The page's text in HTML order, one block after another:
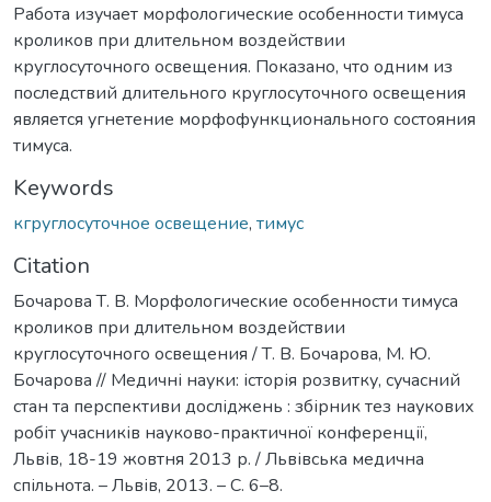
Работа изучает морфологические особенности тимуса
кроликов при длительном воздействии
круглосуточного освещения. Показано, что одним из
последствий длительного круглосуточного освещения
является угнетение морфофункционального состояния
тимуса.
Keywords
кгруглосуточное освещение, тимус
Citation
Бочарова Т. В. Морфологические особенности тимуса
кроликов при длительном воздействии
круглосуточного освещения / Т. В. Бочарова, М. Ю.
Бочарова // Медичні науки: історія розвитку, сучасний
стан та перспективи досліджень : збірник тез наукових
робіт учасників науково-практичної конференції,
Львів, 18-19 жовтня 2013 р. / Львівська медична
спільнота. – Львів, 2013. – С. 6–8.